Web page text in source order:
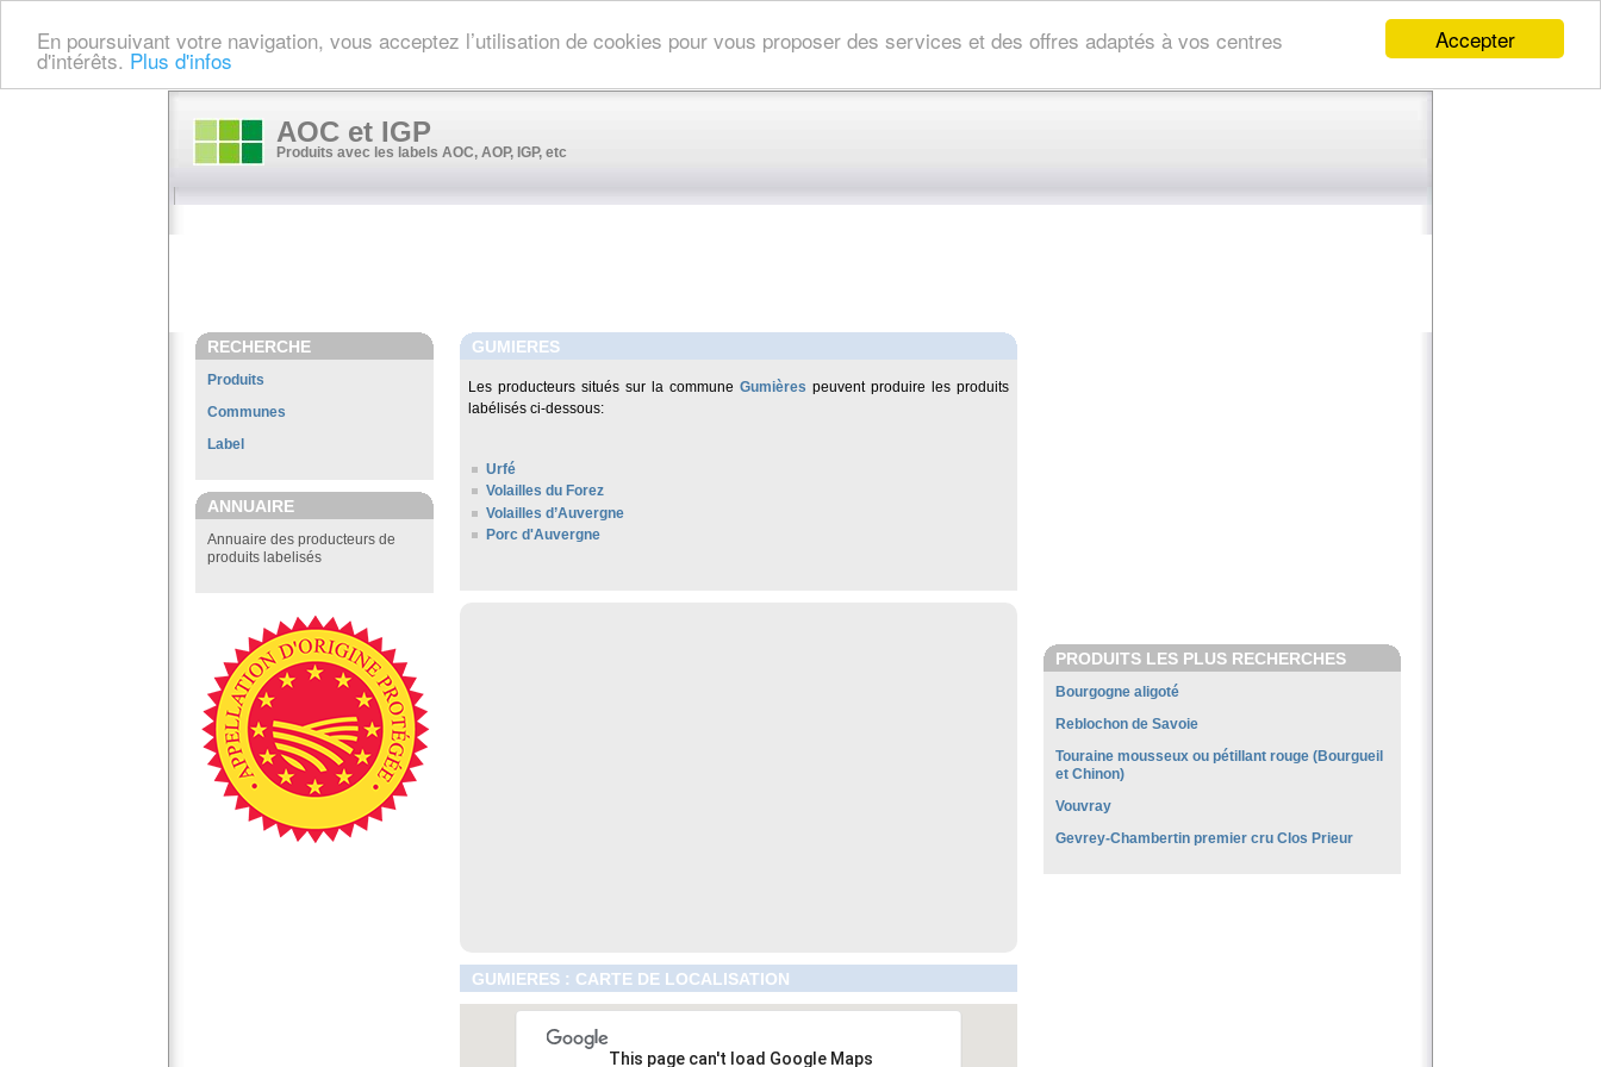
Accepter
En poursuivant votre navigation, vous acceptez l’utilisation de cookies pour vous proposer des services et des offres adaptés à vos centres
d'intérêts. Plus d'infos
AOC et IGP
Produits avec les labels AOC, AOP, IGP, etc
RECHERCHE
Produits
Communes
Label
ANNUAIRE
Annuaire des producteurs de
produits labelisés
GUMIERES
Les producteurs situés sur la commune Gumières peuvent produire les produits
labélisés ci-dessous:
Urfé
Volailles du Forez
Volailles d’Auvergne
Porc d'Auvergne
GUMIERES : CARTE DE LOCALISATION
This page can't load Google Maps
PRODUITS LES PLUS RECHERCHES
Bourgogne aligoté
Reblochon de Savoie
Touraine mousseux ou pétillant rouge (Bourgueil
et Chinon)
Vouvray
Gevrey-Chambertin premier cru Clos Prieur